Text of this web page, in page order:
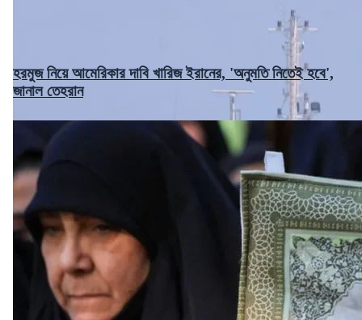
হরমুজ নিয়ে আমেরিকার দাবি খারিজ ইরানের, 'অনুমতি নিতেই হবে',
জানাল তেহরান